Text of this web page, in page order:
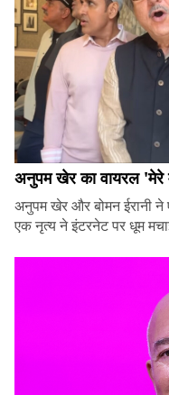
अनुपम खेर का वायरल 'मेरे
अनुपम खेर और बोमन ईरानी
एक नृत्य ने इंटरनेट पर धूम